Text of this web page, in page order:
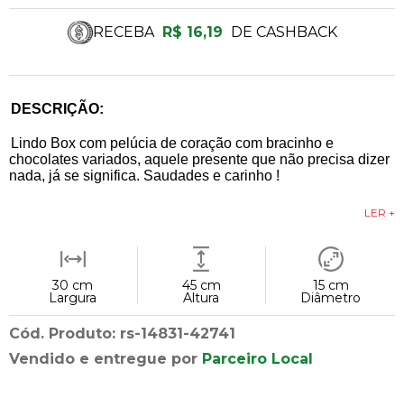
DESCRIÇÃO:
Lindo Box com pelúcia de coração com bracinho e
chocolates variados, aquele presente que não precisa dizer
nada, já se significa. Saudades e carinho !
LER +
30 cm
Largura
45 cm
Altura
15 cm
Diâmetro
Cód. Produto: rs-14831-42741
Vendido e entregue por Parceiro Local
RECEBA R$ 16,19 DE CASHBACK